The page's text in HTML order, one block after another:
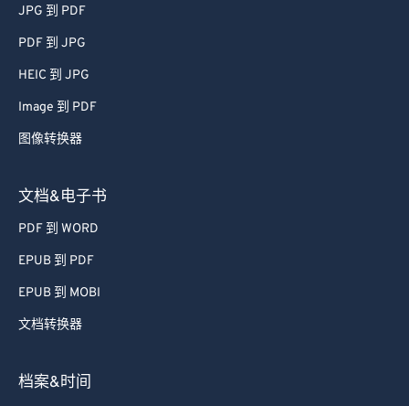
JPG 到 PDF
PDF 到 JPG
HEIC 到 JPG
Image 到 PDF
图像转换器
文档&电子书
PDF 到 WORD
EPUB 到 PDF
EPUB 到 MOBI
文档转换器
档案&时间